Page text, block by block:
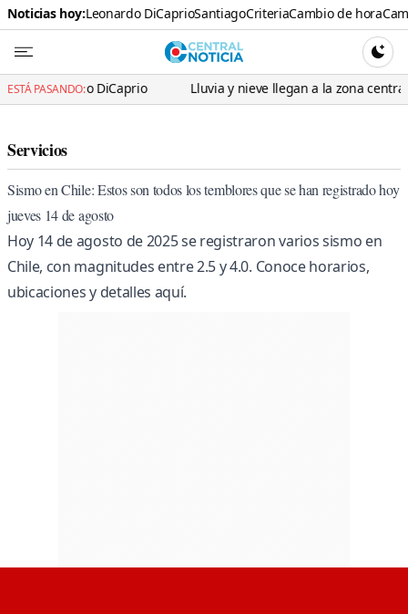
Noticias hoy:Leonardo DiCaprioSantiagoCriteriaCambio de hora
Central
ESTÁ PASANDO:
DiCaprio Lluvia y nieve llegan a la zona central:
Servicios
Sismo en Chile: Estos son todos los temblores que se han registrado hoy
jueves 14 de agosto
Hoy 14 de agosto de 2025 se registraron varios sismo en
Chile, con magnitudes entre 2.5 y 4.0. Conoce horarios,
ubicaciones y detalles aquí.